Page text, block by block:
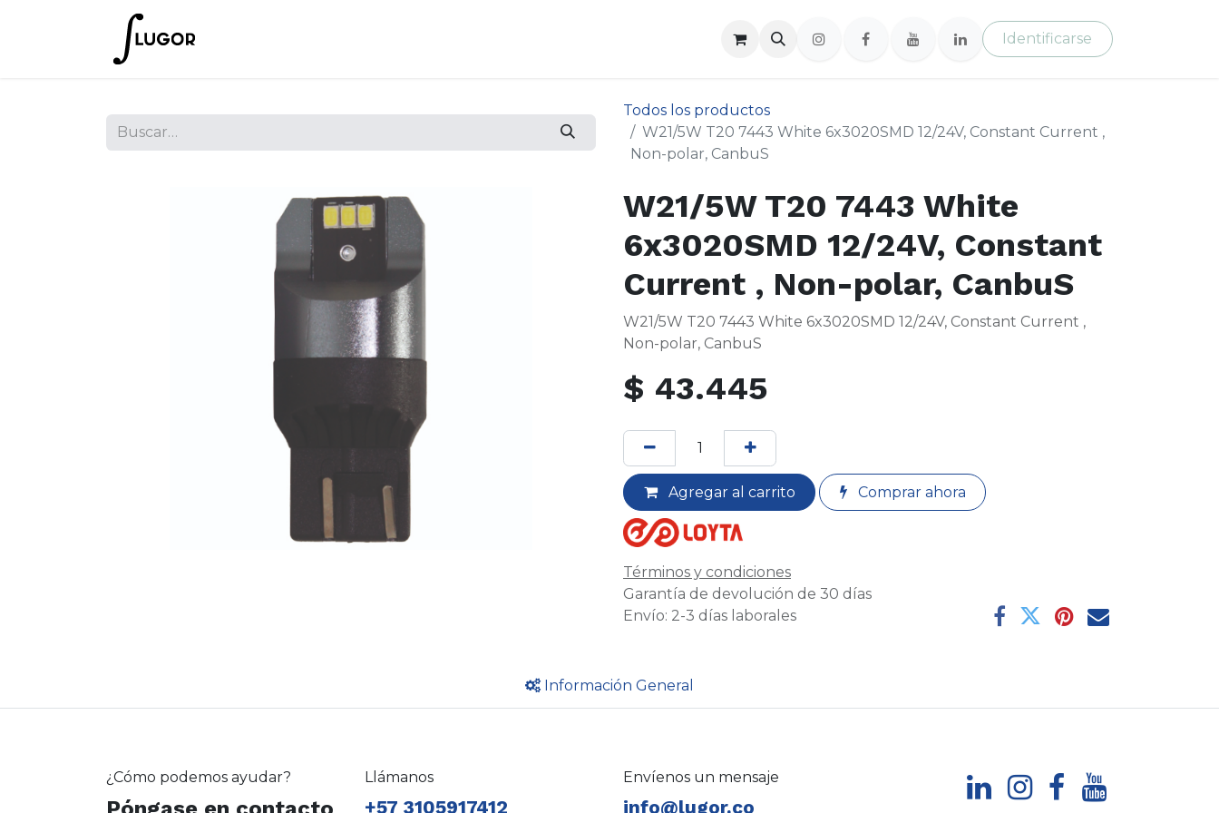
Identificarse
Todos los productos
W21/5W T20 7443 White 6x3020SMD 12/24V, Constant Current ,
Non-polar, CanbuS
W21/5W T20 7443 White
6x3020SMD 12/24V, Constant
Current , Non-polar, CanbuS
W21/5W T20 7443 White 6x3020SMD 12/24V, Constant Current ,
Non-polar, CanbuS
$ 43.445
Agregar al carrito Comprar ahora
Términos y condiciones
Garantía de devolución de 30 días
Envío: 2-3 días laborales
Información General
¿Cómo podemos ayudar? Llámanos
+57 3105917412
Envíenos un mensaje
info@lugor.co